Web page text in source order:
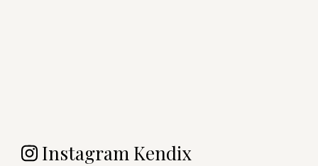
Instagram Kendix